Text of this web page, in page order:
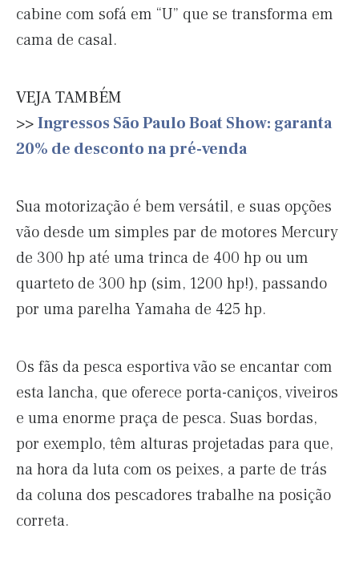
cabine com sofá em “U” que se transforma em
cama de casal.
VEJA TAMBÉM
>>Ingressos São Paulo Boat Show: garanta
20% de desconto na pré-venda
Sua motorização é bem versátil, e suas opções
vão desde um simples par de motores Mercury
de 300 hp até uma trinca de 400 hp ou um
quarteto de 300 hp (sim, 1200 hp!), passando
por uma parelha Yamaha de 425 hp.
Os fãs da pesca esportiva vão se encantar com
esta lancha, que oferece porta-caniços, viveiros
e uma enorme praça de pesca. Suas bordas,
por exemplo, têm alturas projetadas para que,
na hora da luta com os peixes, a parte de trás
da coluna dos pescadores trabalhe na posição
correta.